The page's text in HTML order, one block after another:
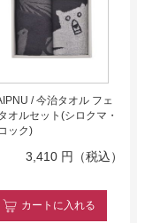
/ 今治タオル フェ
オルセット(シロクマ・
ック)
3,410 円（税込）
カート に入れる